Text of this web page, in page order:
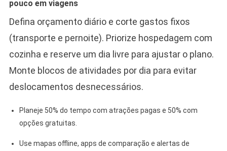
pouco em viagens
Defina orçamento diário e corte gastos fixos
(transporte e pernoite). Priorize hospedagem com
cozinha e reserve um dia livre para ajustar o plano.
Monte blocos de atividades por dia para evitar
deslocamentos desnecessários.
Planeje 50% do tempo com atrações pagas e 50% com
opções gratuitas.
Use mapas offline, apps de comparação e alertas de